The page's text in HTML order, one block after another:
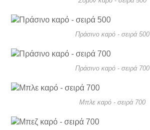
Πράσινο καρό - σειρά 500
Πράσινο καρό - σειρά 700
Μπλε καρό - σειρά 700